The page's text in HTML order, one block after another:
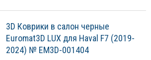
3D Коврики в салон черные
Euromat3D LUX для Haval F7 (2019-
2024) № EM3D-001404